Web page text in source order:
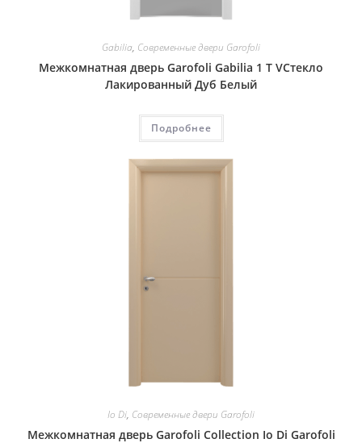
Gabilia, Современные двери Garofoli
Межкомнатная дверь Garofoli Gabilia 1 T VСтекло
Лакированный Дуб Белый
Подробнее
Io Di, Современные двери Garofoli
Межкомнатная дверь Garofoli Collection Io Di Garofoli